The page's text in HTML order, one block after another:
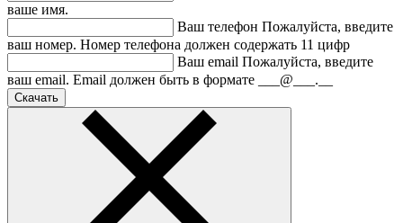
ваше имя.
Ваш телефон Пожалуйста, введите
ваш номер. Номер телефона должен содержать 11 цифр
Ваш email Пожалуйста, введите
ваш email. Email должен быть в формате ___@___.__